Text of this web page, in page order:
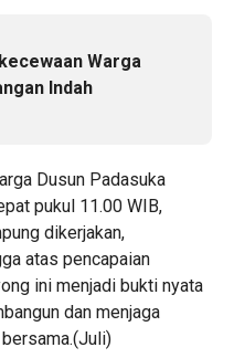
Warga
Indah
Dusun Padasuka
pukul 11.00 WIB,
dikerjakan,
atas pencapaian
ini menjadi bukti nyata
dan menjaga